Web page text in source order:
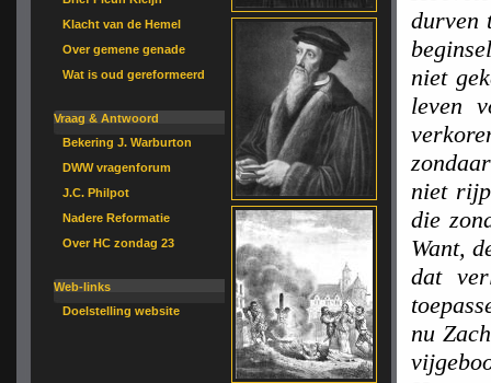
Klacht van de Hemel
Over gemene genade
Wat is oud gereformeerd
Vraag & Antwoord
Bekering J. Warburton
DWW vragenforum
J.C. Philpot
Nadere Reformatie
Over HC zondag 23
Web-links
Doelstelling website
durven
niet
leven
niet
die
Want,
dat
nu